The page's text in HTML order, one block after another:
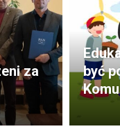
za
być